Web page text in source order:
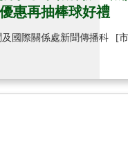
惠再抽棒球好禮
及國際關係處新聞傳播科 [